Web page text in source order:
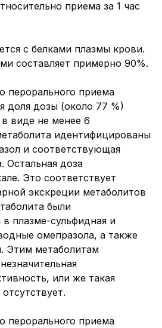
приема за 1 час
с белками плазмы крови.
составляет примерно 90%.
перорального приема
доля дозы (около 77 %)
виде не менее 6
идентифицированы
и соответствующая
Остальная доза
Это соответствует
экскреции метаболитов
были
плазме-сульфидная и
омепразола, а также
Этим метаболитам
или же такая
перорального приема